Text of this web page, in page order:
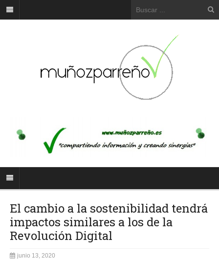
El cambio a la sostenibilidad tendrá
impactos similares a los de la
Revolución Digital
junio 13, 2020